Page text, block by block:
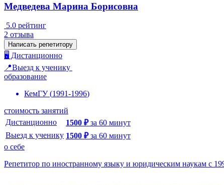
Медведева Марина Борисовна
5.0 рейтинг
2 отзыва
Написать репетитору
🖥️ Дистанционно
📍Выезд к ученику
образование
КемГУ(1991-1996)
стоимость занятий
Дистанционно
1500 ₽ за 60 минут
Выезд к ученику 1500 ₽ за 60 минут
о себе
Репетитор по иностранному языку и юридическим наукам с